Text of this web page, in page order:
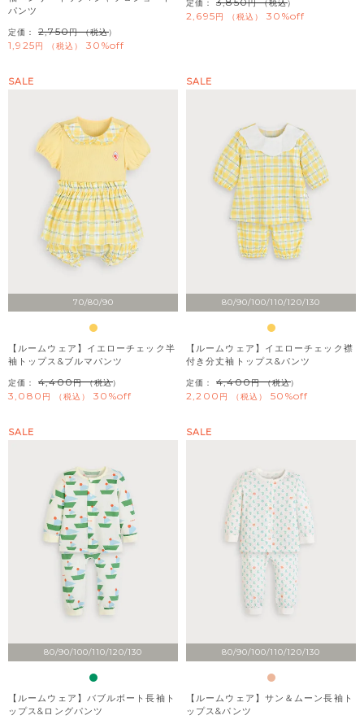
パンツ
定価： 2,750 （税込）
1,925 税込 30%off
定価： （税込）
2,695 税込 30%off
70/80/90
SALE
【ルームウェア】イエローチェック半
袖トップス&ブルマパンツ
定価： 4,400 （税込）
3,080 税込 30%off
80/90/100/110/120/130
SALE
【ルームウェア】イエローチェック襟
付き分丈袖トップス&パンツ
定価： 4,400 （税込）
2,200 税込 50%off
80/90/100/110/120/130
SALE
【ルームウェア】バブルボート長袖ト
ップス&ロングパンツ
80/90/100/110/120/130
SALE
【ルームウェア】サン＆ムーン長袖ト
ップス&パンツ